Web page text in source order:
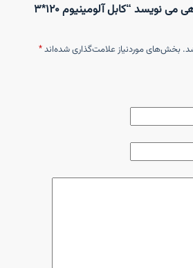
اولین کسی باشید که دیدگاهی می نویسد “کابل آلومینیوم ۱۲۰*۳
بخش‌های موردنیاز علامت‌گذاری شده‌اند*